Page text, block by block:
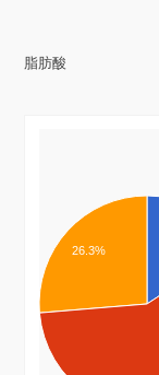
脂肪酸
26.3%